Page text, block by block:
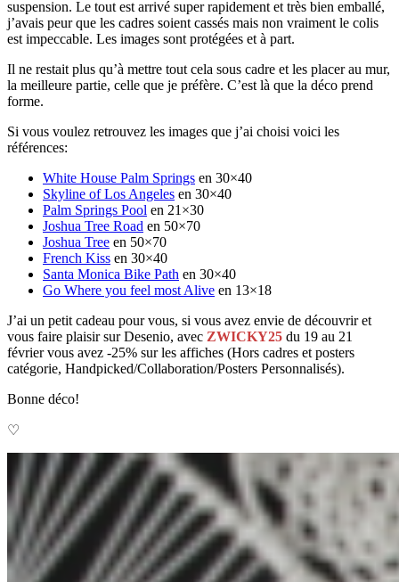
suspension. Le tout est arrivé super rapidement et très bien emballé,
j’avais peur que les cadres soient cassés mais non vraiment le colis
est impeccable. Les images sont protégées et à part.
Il ne restait plus qu’à mettre tout cela sous cadre et les placer au mur,
la meilleure partie, celle que je préfère. C’est là que la déco prend
forme.
Si vous voulez retrouvez les images que j’ai choisi voici les
références:
White House Palm Springs en 30×40
Skyline of Los Angeles en 30×40
Palm Springs Pool en 21×30
Joshua Tree Road en 50×70
Joshua Tree en 50×70
French Kiss en 30×40
Santa Monica Bike Path en 30×40
Go Where you feel most Alive en 13×18
J’ai un petit cadeau pour vous, si vous avez envie de découvrir et
vous faire plaisir sur Desenio, avec ZWICKY25 du 19 au 21
février vous avez -25% sur les affiches (Hors cadres et posters
catégorie, Handpicked/Collaboration/Posters Personnalisés).
Bonne déco!
♡